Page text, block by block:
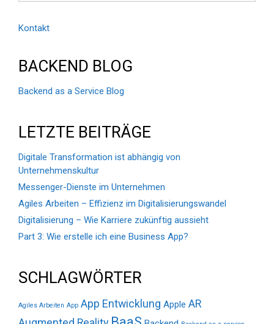
Kontakt
BACKEND BLOG
Backend as a Service Blog
LETZTE BEITRÄGE
Digitale Transformation ist abhängig von
Unternehmenskultur
Messenger-Dienste im Unternehmen
Agiles Arbeiten – Effizienz im Digitalisierungswandel
Digitalisierung – Wie Karriere zukünftig aussieht
Part 3: Wie erstelle ich eine Business App?
SCHLAGWÖRTER
Agiles Arbeiten App App Entwicklung Apple AR